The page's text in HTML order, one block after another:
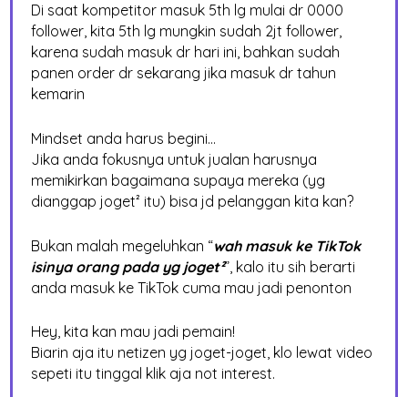
Di saat kompetitor masuk 5th lg mulai dr 0000
follower, kita 5th lg mungkin sudah 2jt follower,
karena sudah masuk dr hari ini, bahkan sudah
panen order dr sekarang jika masuk dr tahun
kemarin
Mindset anda harus begini…
Jika anda fokusnya untuk jualan harusnya
memikirkan bagaimana supaya mereka (yg
dianggap joget² itu) bisa jd pelanggan kita kan?
Bukan malah megeluhkan “wah masuk ke TikTok
isinya orang pada yg joget²”, kalo itu sih berarti
anda masuk ke TikTok cuma mau jadi penonton
Hey, kita kan mau jadi pemain!
Biarin aja itu netizen yg joget-joget, klo lewat video
sepeti itu tinggal klik aja not interest.